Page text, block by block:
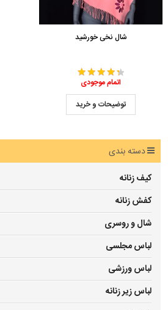
شال نخی خورشید
اتمام موجودی
توضیحات و خرید
دسته بندی
کیف زنانه
کفش زنانه
شال و روسری
لباس مجلسی
لباس ورزشی
لباس زیر زنانه